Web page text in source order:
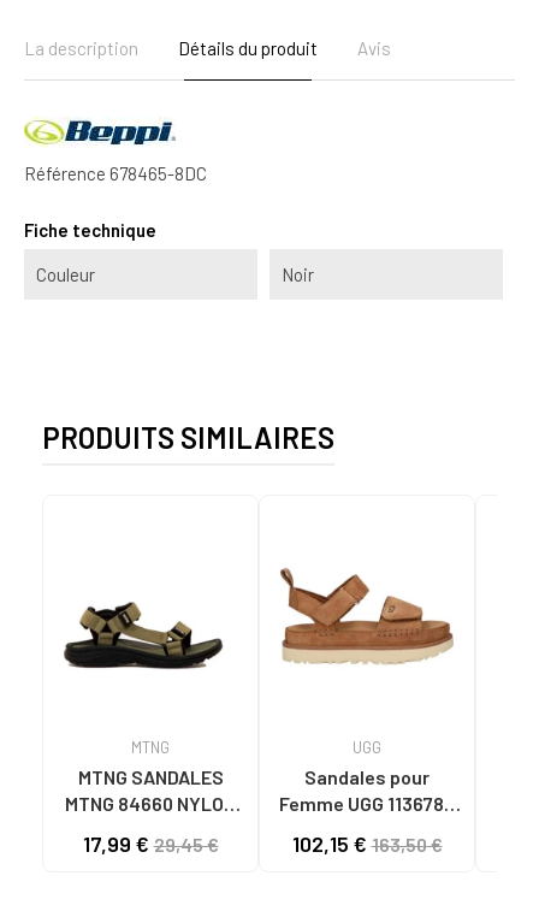
La description Détails du produit Avis
Référence 678465-8DC
Fiche technique
Couleur Noir
PRODUITS SIMILAIRES
MTNG
MTNG SANDALES
MTNG 84660 NYLON
C59785 - - NYLON
17,99 €29,45 €
UGG
Sandales pour
Femme UGG 1136783
CHESTNUT
102,15 €163,50 €